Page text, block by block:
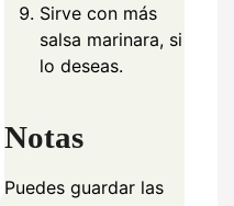
Sirve con más
salsa marinara, si
lo deseas.
Notas
Puedes guardar las